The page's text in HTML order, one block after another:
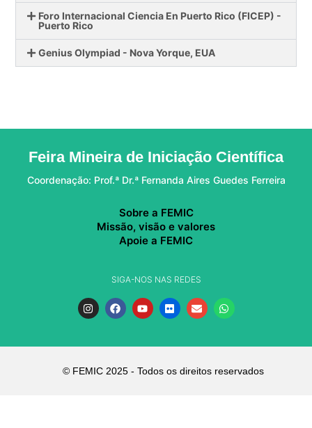
Foro Internacional Ciencia En Puerto Rico (FICEP) -
Puerto Rico
Genius Olympiad - Nova Yorque, EUA
Feira Mineira de Iniciação Científica
Coordenação: Prof.ª Dr.ª Fernanda Aires Guedes Ferreira
Sobre a FEMIC
Missão, visão e valores
Apoie a FEMIC
SIGA-NOS NAS REDES
© FEMIC 2025 - Todos os direitos reservados